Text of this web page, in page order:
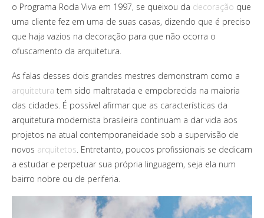
o Programa Roda Viva em 1997, se queixou da decoração que
uma cliente fez em uma de suas casas, dizendo que é preciso
que haja vazios na decoração para que não ocorra o
ofuscamento da arquitetura.
As falas desses dois grandes mestres demonstram como a
arquitetura tem sido maltratada e empobrecida na maioria
das cidades. É possível afirmar que as características da
arquitetura modernista brasileira continuam a dar vida aos
projetos na atual contemporaneidade sob a supervisão de
novos arquitetos. Entretanto, poucos profissionais se dedicam
a estudar e perpetuar sua própria linguagem, seja ela num
bairro nobre ou de periferia.